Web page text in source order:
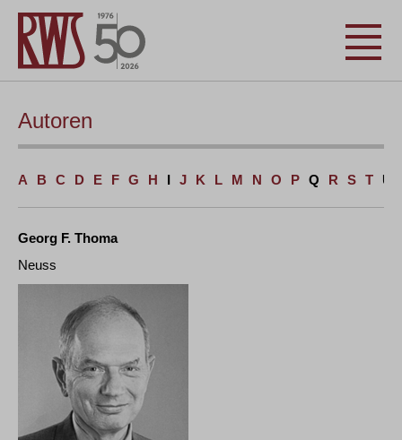
Autoren
A B C D E F G H I J K L M N O P Q R S T U
Georg F. Thoma
Neuss